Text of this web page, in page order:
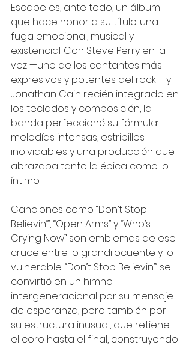
Escape es, ante todo, un álbum
que hace honor a su título: una
fuga emocional, musical y
existencial. Con Steve Perry en la
voz —uno de los cantantes más
expresivos y potentes del rock— y
Jonathan Cain recién integrado en
los teclados y composición, la
banda perfeccionó su fórmula:
melodías intensas, estribillos
inolvidables y una producción que
abrazaba tanto la épica como lo
íntimo.
Canciones como “Don’t Stop
Believin’”, “Open Arms” y “Who’s
Crying Now” son emblemas de ese
cruce entre lo grandilocuente y lo
vulnerable. “Don’t Stop Believin’” se
convirtió en un himno
intergeneracional por su mensaje
de esperanza, pero también por
su estructura inusual, que retiene
el coro hasta el final, construyendo